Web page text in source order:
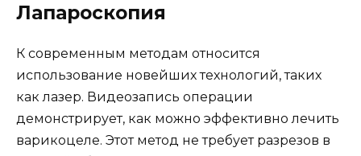
Лапароскопия
К современным методам относится
использование новейших технологий, таких
как лазер. Видеозапись операции
демонстрирует, как можно эффективно лечить
варикоцеле. Этот метод не требует разрезов в